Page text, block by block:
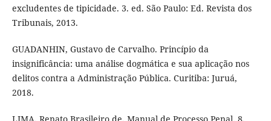
excludentes de tipicidade. 3. ed. São Paulo: Ed. Revista dos
Tribunais, 2013.
GUADANHIN, Gustavo de Carvalho. Princípio da
insignificância: uma análise dogmática e sua aplicação nos
delitos contra a Administração Pública. Curitiba: Juruá,
2018.